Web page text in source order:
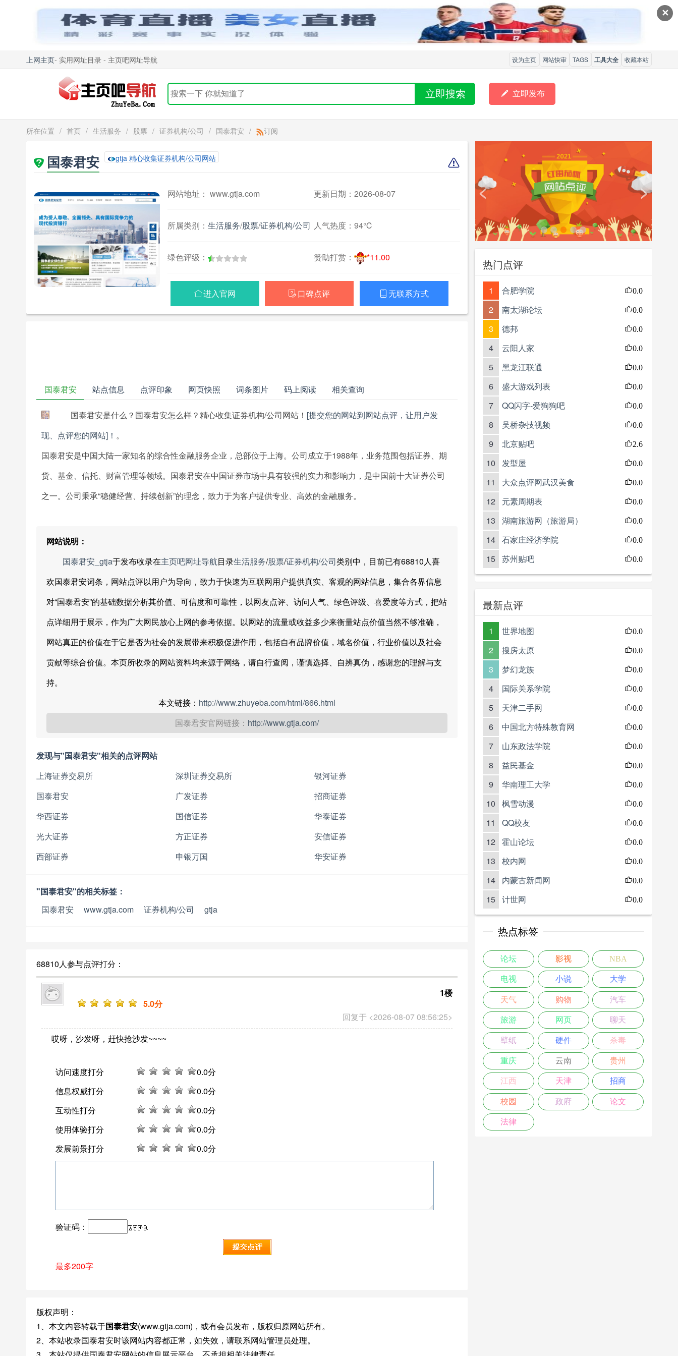
✕
上网主页- 实用网址目录 - 主页吧网址导航 设为主页 网站快审 TAGS 工具大全 收藏本站
立即搜索  立即发布
所在位置 / 首页 / 生活服务 / 股票 / 证券机构/公司 / 国泰君安 / 订阅
国泰君安 gtja 精心收集证券机构/公司网站
网站地址： www.gtja.com 更新日期：2026-08-07
所属类别： 生活服务/股票/证券机构/公司 人气热度： 94℃
绿色评级： 赞助打赏： *11.00
进入官网  口碑点评  无联系方式
国泰君安 站点信息 点评印象 网页快照 词条图片 码上阅读 相关查询
国泰君安是什么？国泰君安怎么样？精心收集证券机构/公司网站！ [提交您的网站到网站点评，让用户发
现、点评您的网站]！ 。
国泰君安是中国大陆一家知名的综合性金融服务企业，总部位于上海。公司成立于1988年，业务范围包括证券、期
货、基金、信托、财富管理等领域。国泰君安在中国证券市场中具有较强的实力和影响力，是中国前十大证券公司
之一。公司秉承“稳健经营、持续创新”的理念，致力于为客户提供专业、高效的金融服务。
网站说明：
国泰君安_gtja于发布收录在主页吧网址导航目录生活服务/股票/证券机构/公司类别中，目前已有68810人喜
欢国泰君安词条，网站点评以用户为导向，致力于快速为互联网用户提供真实、客观的网站信息，集合各界信息
对“国泰君安”的基础数据分析其价值、可信度和可靠性，以网友点评、访问人气、绿色评级、喜爱度等方式，把站
点详细用于展示，作为广大网民放心上网的参考依据。以网站的流量或收益多少来衡量站点价值当然不够准确，
网站真正的价值在于它是否为社会的发展带来积极促进作用，包括自有品牌价值，域名价值，行业价值以及社会
贡献等综合价值。本页所收录的网站资料均来源于网络，请自行查阅，谨慎选择、自辨真伪，感谢您的理解与支
持。
本文链接： http://www.zhuyeba.com/html/866.html
国泰君安官网链接： http://www.gtja.com/
发现与"国泰君安"相关的点评网站
上海证券交易所
深圳证券交易所
银河证券
国泰君安
广发证券
招商证券
华西证券
国信证券
华泰证券
光大证券
方正证券
安信证券
西部证券
申银万国 华安证券
"国泰君安"的相关标签：
国泰君安
www.gtja.com 证券机构/公司 gtja
68810人参与点评打分：
回复于 <2026-08-07 08:56:25>
1楼
5.0分
哎呀，沙发呀，赶快抢沙发~~~~
访问速度打分 0.0分
信息权威打分
0.0分
互动性打分
0.0分
使用体验打分
0.0分
发展前景打分
0.0分
验证码：
最多200字
版权声明：
1、本文内容转载于国泰君安(www.gtja.com)，或有会员发布，版权归原网站所有。
2、本站收录国泰君安时该网站内容都正常，如失效，请联系网站管理员处理。
< >
热门点评
1 合肥学院 0.0
2 南太湖论坛 0.0
3 德邦 0.0
4 云阳人家 0.0
5 黑龙江联通 0.0
6 盛大游戏列表 0.0
7 QQ闪字-爱狗狗吧 0.0
8 吴桥杂技视频 0.0
9 北京贴吧 2.6
10 发型屋 0.0
11 大众点评网武汉美食 0.0
12 元素周期表 0.0
13 湖南旅游网（旅游局） 0.0
14 石家庄经济学院 0.0
15 苏州贴吧 0.0
最新点评
1 世界地图 0.0
2 搜房太原 0.0
3 梦幻龙族 0.0
4 国际关系学院 0.0
5 天津二手网 0.0
6 中国北方特殊教育网 0.0
7 山东政法学院 0.0
8 益民基金 0.0
9 华南理工大学 0.0
10 枫雪动漫 0.0
11 QQ校友 0.0
12 霍山论坛 0.0
13 校内网 0.0
14 内蒙古新闻网 0.0
15 计世网 0.0
热点标签
论坛 影视 NBA
电视 小说 大学
天气 购物 汽车
旅游 网页 聊天
壁纸 硬件 杀毒
重庆 云南 贵州
江西 天津 招商
校园 政府 论文
法律